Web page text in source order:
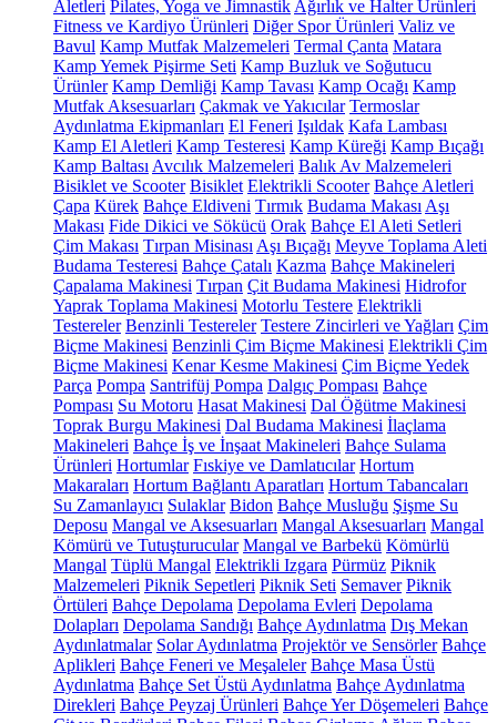
Aletleri Pilates, Yoga ve Jimnastik Ağırlık ve Halter Ürünleri
Fitness ve Kardiyo Ürünleri Diğer Spor Ürünleri Valiz ve
Bavul Kamp Mutfak Malzemeleri Termal Çanta Matara
Kamp Yemek Pişirme Seti Kamp Buzluk ve Soğutucu
Ürünler Kamp Demliği Kamp Tavası Kamp Ocağı Kamp
Mutfak Aksesuarları Çakmak ve Yakıcılar Termoslar
Aydınlatma Ekipmanları El Feneri Işıldak Kafa Lambası
Kamp El Aletleri Kamp Testeresi Kamp Küreği Kamp Bıçağı
Kamp Baltası Avcılık Malzemeleri Balık Av Malzemeleri
Bisiklet ve Scooter Bisiklet Elektrikli Scooter Bahçe Aletleri
Çapa Kürek Bahçe Eldiveni Tırmık Budama Makası Aşı
Makası Fide Dikici ve Sökücü Orak Bahçe El Aleti Setleri
Çim Makası Tırpan Misinası Aşı Bıçağı Meyve Toplama Aleti
Budama Testeresi Bahçe Çatalı Kazma Bahçe Makineleri
Çapalama Makinesi Tırpan Çit Budama Makinesi Hidrofor
Yaprak Toplama Makinesi Motorlu Testere Elektrikli
Testereler Benzinli Testereler Testere Zincirleri ve Yağları Çim
Biçme Makinesi Benzinli Çim Biçme Makinesi Elektrikli Çim
Biçme Makinesi Kenar Kesme Makinesi Çim Biçme Yedek
Parça Pompa Santrifüj Pompa Dalgıç Pompası Bahçe
Pompası Su Motoru Hasat Makinesi Dal Öğütme Makinesi
Toprak Burgu Makinesi Dal Budama Makinesi İlaçlama
Makineleri Bahçe İş ve İnşaat Makineleri Bahçe Sulama
Ürünleri Hortumlar Fıskiye ve Damlatıcılar Hortum
Makaraları Hortum Bağlantı Aparatları Hortum Tabancaları
Su Zamanlayıcı Sulaklar Bidon Bahçe Musluğu Şişme Su
Deposu Mangal ve Aksesuarları Mangal Aksesuarları Mangal
Kömürü ve Tutuşturucular Mangal ve Barbekü Kömürlü
Mangal Tüplü Mangal Elektrikli Izgara Pürmüz Piknik
Malzemeleri Piknik Sepetleri Piknik Seti Semaver Piknik
Örtüleri Bahçe Depolama Depolama Evleri Depolama
Dolapları Depolama Sandığı Bahçe Aydınlatma Dış Mekan
Aydınlatmalar Solar Aydınlatma Projektör ve Sensörler Bahçe
Aplikleri Bahçe Feneri ve Meşaleler Bahçe Masa Üstü
Aydınlatma Bahçe Set Üstü Aydınlatma Bahçe Aydınlatma
Direkleri Bahçe Peyzaj Ürünleri Bahçe Yer Döşemeleri Bahçe